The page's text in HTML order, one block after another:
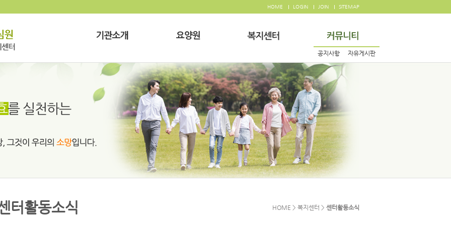
HOME LOGIN JOIN SITEMAP
공지사항 자유게시판
터활동소식 HOME > 복지센터 > 센터활동소식